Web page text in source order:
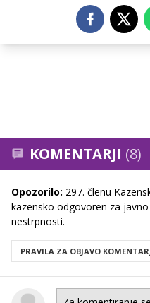
KOMENTARJI (8)
Opozorilo: 297. členu
kazensko odgovoren za
nestrpnosti.
PRAVILA ZA OBJAVO